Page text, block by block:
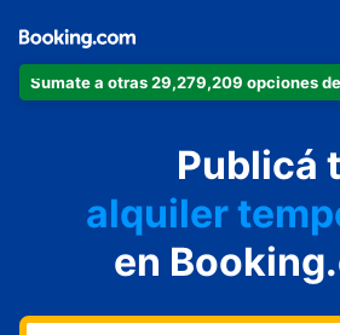
Sumate a otras 29,279,209 opciones
Publicá
hotel
alquiler
cabaña
en